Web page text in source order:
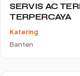
SERVIS AC
TERPERCAYA
Katering
Banten